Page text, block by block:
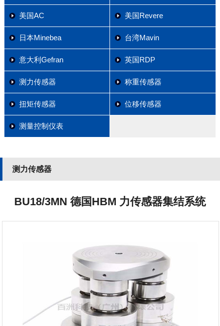
美国AC 美国Revere
日本Minebea 台湾Mavin
意大利Gefran 英国RDP
测力传感器 称重传感器
扭矩传感器 位移传感器
测量控制仪表
测力传感器
BU18/3MN 德国HBM 力传感器集结系统